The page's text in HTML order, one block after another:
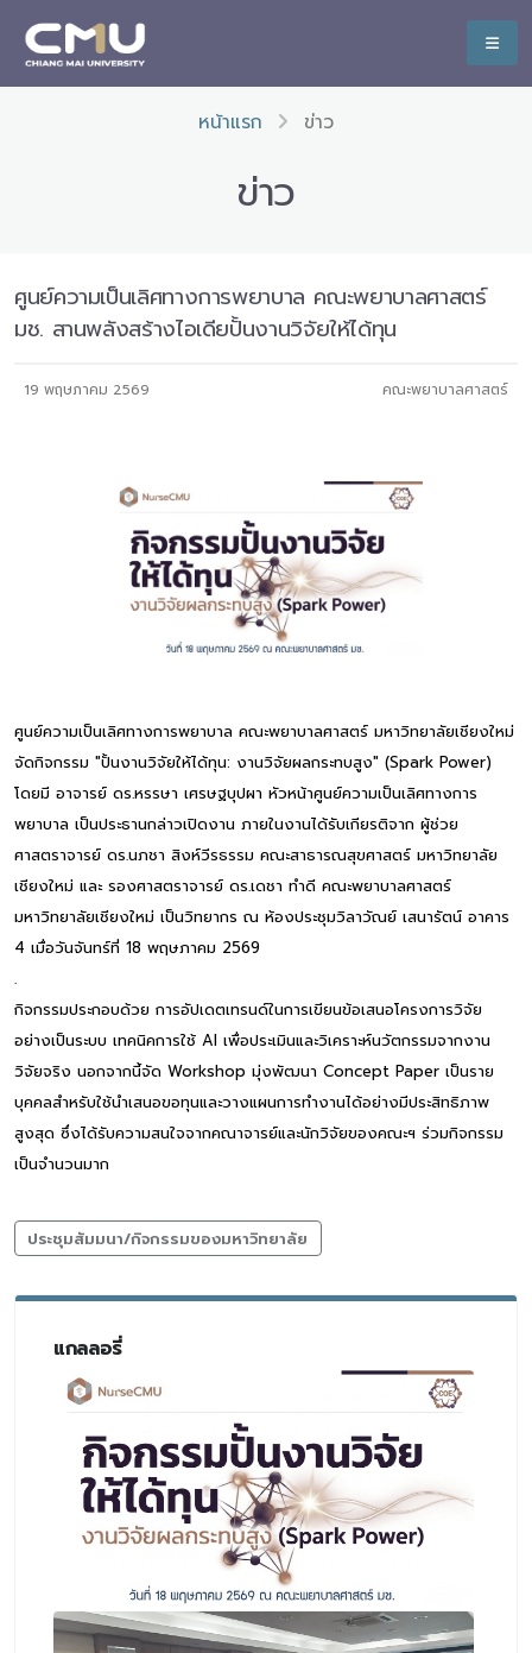
หน้าแรก ข่าว
ข่าว
ศูนย์ความเป็นเลิศทางการพยาบาล คณะพยาบาลศาสตร์
มช. สานพลังสร้างไอเดียปั้นงานวิจัยให้ได้ทุน
19 พฤษภาคม 2569 คณะพยาบาลศาสตร์
ศูนย์ความเป็นเลิศทางการพยาบาล คณะพยาบาลศาสตร์ มหาวิทยาลัยเชียงใหม่
จัดกิจกรรม "ปั้นงานวิจัยให้ได้ทุน: งานวิจัยผลกระทบสูง" (Spark Power)
โดยมี อาจารย์ ดร.หรรษา เศรษฐบุปผา หัวหน้าศูนย์ความเป็นเลิศทางการ
พยาบาล เป็นประธานกล่าวเปิดงาน ภายในงานได้รับเกียรติจาก ผู้ช่วย
ศาสตราจารย์ ดร.นภชา สิงห์วีรธรรม คณะสาธารณสุขศาสตร์ มหาวิทยาลัย
เชียงใหม่ และ รองศาสตราจารย์ ดร.เดชา ทำดี คณะพยาบาลศาสตร์
มหาวิทยาลัยเชียงใหม่ เป็นวิทยากร ณ ห้องประชุมวิลาวัณย์ เสนารัตน์ อาคาร
4 เมื่อวันจันทร์ที่ 18 พฤษภาคม 2569
.
กิจกรรมประกอบด้วย การอัปเดตเทรนด์ในการเขียนข้อเสนอโครงการวิจัย
อย่างเป็นระบบ เทคนิคการใช้ AI เพื่อประเมินและวิเคราะห์นวัตกรรมจากงาน
วิจัยจริง นอกจากนี้จัด Workshop มุ่งพัฒนา Concept Paper เป็นราย
บุคคลสำหรับใช้นำเสนอขอทุนและวางแผนการทำงานได้อย่างมีประสิทธิภาพ
สูงสุด ซึ่งได้รับความสนใจจากคณาจารย์และนักวิจัยของคณะฯ ร่วมกิจกรรม
เป็นจำนวนมาก
ประชุมสัมมนา/กิจกรรมของมหาวิทยาลัย
แกลลอรี่